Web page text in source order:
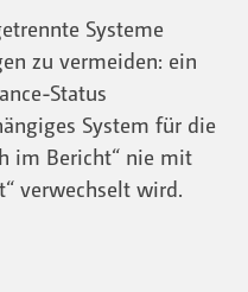
Systeme
zu vermeiden: ein
Status
System für die
im Bericht“ nie mit
verwechselt wird.